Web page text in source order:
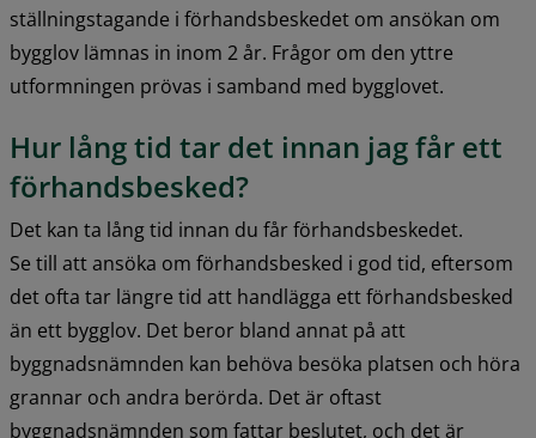
ställningstagande i förhandsbeskedet om ansökan om
bygglov lämnas in inom 2 år. Frågor om den yttre
utformningen prövas i samband med bygglovet.
Hur lång tid tar det innan jag får ett
förhandsbesked?
Det kan ta lång tid innan du får förhandsbeskedet.
Se till att ansöka om förhandsbesked i god tid, eftersom
det ofta tar längre tid att handlägga ett förhandsbesked
än ett bygglov. Det beror bland annat på att
byggnadsnämnden kan behöva besöka platsen och höra
grannar och andra berörda. Det är oftast
byggnadsnämnden som fattar beslutet, och det är